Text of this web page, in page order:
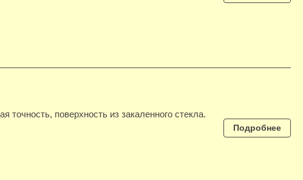
точность, поверхность из закаленного стекла.
Подробнее